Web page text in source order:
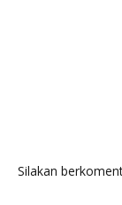
Silakan